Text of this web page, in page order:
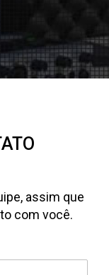
assim que
com você.